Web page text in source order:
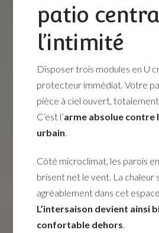
patio
l’intimité
Disposer trois modules en U
protecteur immédiat. Votre
pièce à ciel ouvert,
C’est l’arme absolue contre
urbain.
Côté microclimat, les parois
brisent net le vent. La chaleur
agréablement dans cet
L’intersaison devient ainsi
confortable dehors.